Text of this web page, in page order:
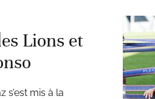
Lions et
s’est mis à la